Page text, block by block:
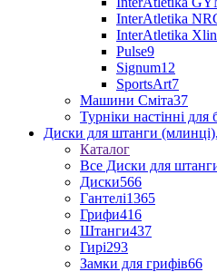
InterAtletika
InterAtletika
Pulse9
Signum12
SportsArt7
Машини Сміта37
Турніки настінні для
Диски для штанги (млинці),
Каталог
Все Диски для
Диски566
Гантелі1365
Грифи416
Штанги437
Гирі293
Замки для грифів66